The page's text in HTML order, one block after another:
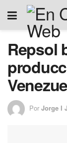
Repsol
Por Jorge I